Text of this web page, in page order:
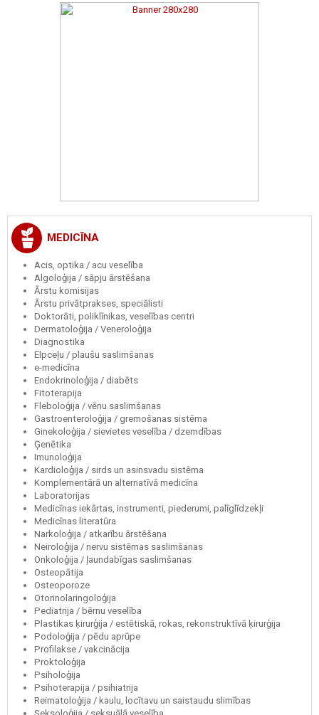
MEDICĪNA
Acis, optika / acu veselība
Algoloģija / sāpju ārstēšana
Ārstu komisijas
Ārstu privātprakses, speciālisti
Doktorāti, poliklīnikas, veselības centri
Dermatoloģija / Veneroloģija
Diagnostika
Elpceļu / plaušu saslimšanas
e-medicīna
Endokrinoloģija / diabēts
Fitoterapija
Fleboloģija / vēnu saslimšanas
Gastroenteroloģija / gremošanas sistēma
Ginekoloģija / sievietes veselība / dzemdības
Ģenētika
Imunoloģija
Kardioloģija / sirds un asinsvadu sistēma
Komplementārā un alternatīvā medicīna
Laboratorijas
Medicīnas iekārtas, instrumenti, piederumi, palīglīdzekļi
Medicīnas literatūra
Narkoloģija / atkarību ārstēšana
Neiroloģija / nervu sistēmas saslimšanas
Onkoloģija / ļaundabīgas saslimšanas
Osteopātija
Osteoporoze
Otorinolaringoloģija
Pediatrija / bērnu veselība
Plastikas ķirurģija / estētiskā, rokas, rekonstruktīvā ķirurģija
Podoloģija / pēdu aprūpe
Profilakse / vakcinācija
Proktoloģija
Psiholoģija
Psihoterapija / psihiatrija
Reimatoloģija / kaulu, locītavu un saistaudu slimības